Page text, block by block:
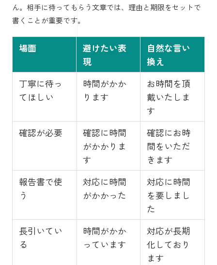
ん。相手に待ってもらう文章では、理由と期限をセットで
書くことが重要です。
場面
避けたい表
現
自然な言い
換え
丁寧に待っ
てほしい
時間がかか
ります
お時間を頂
戴いたしま
す
確認が必要
確認に時間
がかかりま
す
確認にお時
間をいただ
きます
報告書で使
う
対応に時間
がかかった
対応に時間
を要しまし
た
長引いてい
る
時間がかか
っています
対応が長期
化しており
ます